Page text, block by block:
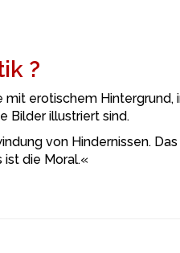
?
mit erotischem Hintergrund,
Bilder illustriert sind.
von Hindernissen.
ist die Moral.«